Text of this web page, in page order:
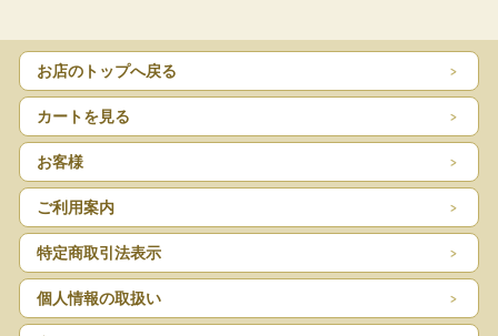
No.4
お店のトップへ戻る
カートを見る
お客様
ご利用案内
特定商取引法表示
個人情報の取扱い